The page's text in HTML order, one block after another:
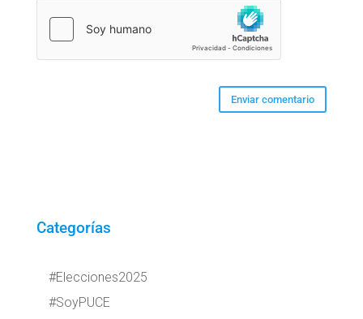
Categorías
#Elecciones2025
#SoyPUCE